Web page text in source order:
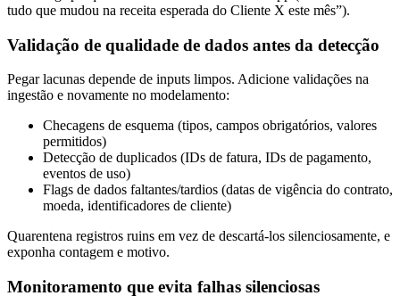
tudo que mudou na receita esperada do Cliente X este mês”).
Validação de qualidade de dados antes da detecção
Pegar lacunas depende de inputs limpos. Adicione validações na
ingestão e novamente no modelamento:
Checagens de esquema (tipos, campos obrigatórios, valores
permitidos)
Detecção de duplicados (IDs de fatura, IDs de pagamento,
eventos de uso)
Flags de dados faltantes/tardios (datas de vigência do contrato,
moeda, identificadores de cliente)
Quarentena registros ruins em vez de descartá-los silenciosamente, e
exponha contagem e motivo.
Monitoramento que evita falhas silenciosas